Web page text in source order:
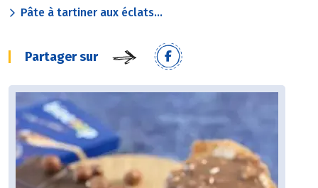
Pâte à tartiner aux éclats...
Partager sur